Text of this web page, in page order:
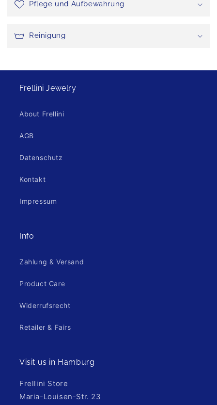
Pflege und Aufbewahrung
Reinigung
Frellini Jewelry
About Frellini
AGB
Datenschutz
Kontakt
Impressum
Info
Zahlung & Versand
Product Care
Widerrufsrecht
Retailer & Fairs
Visit us in Hamburg
Frellini Store
Maria-Louisen-Str. 23